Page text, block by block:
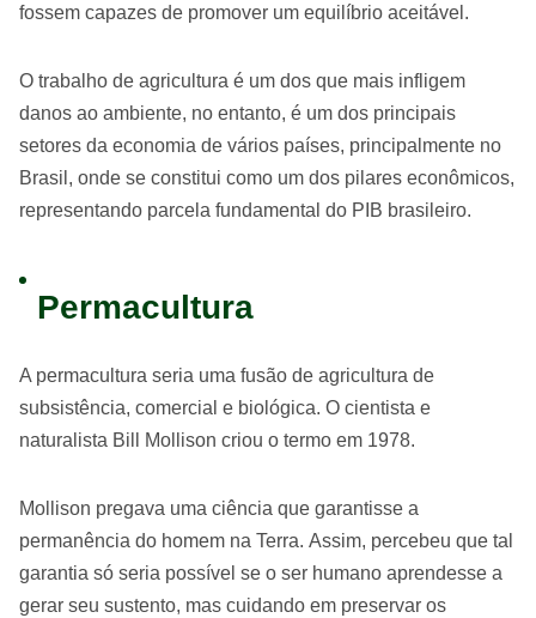
fossem capazes de promover um equilíbrio aceitável.
O trabalho de agricultura é um dos que mais infligem
danos ao ambiente, no entanto, é um dos principais
setores da economia de vários países, principalmente no
Brasil, onde se constitui como um dos pilares econômicos,
representando parcela fundamental do PIB brasileiro.
Permacultura
A permacultura seria uma fusão de agricultura de
subsistência, comercial e biológica. O cientista e
naturalista Bill Mollison criou o termo em 1978.
Mollison pregava uma ciência que garantisse a
permanência do homem na Terra. Assim, percebeu que tal
garantia só seria possível se o ser humano aprendesse a
gerar seu sustento, mas cuidando em preservar os